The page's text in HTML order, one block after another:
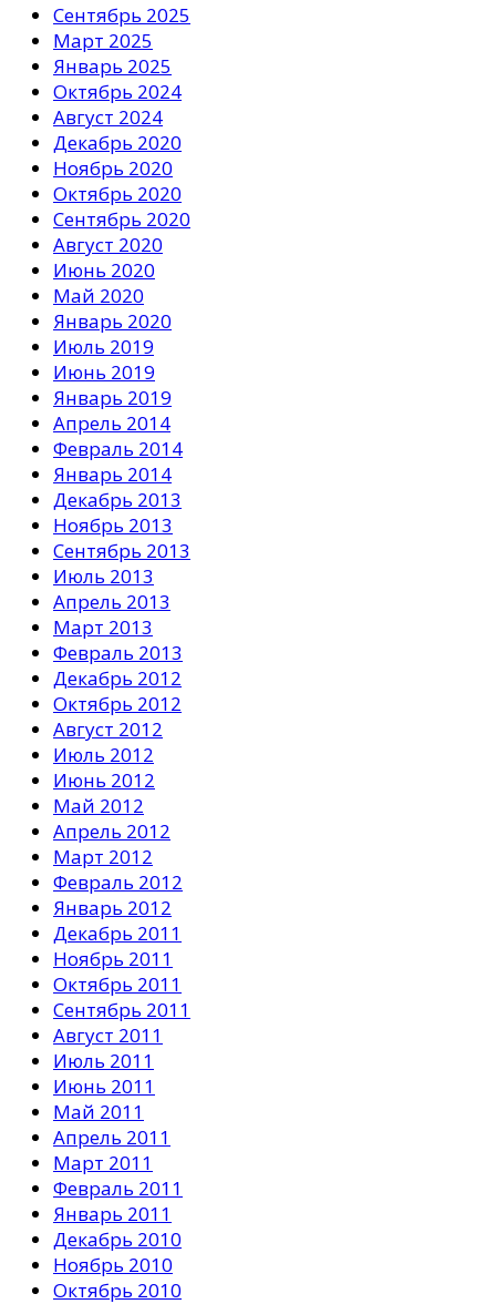
Сентябрь 2025
Март 2025
Январь 2025
Октябрь 2024
Август 2024
Декабрь 2020
Ноябрь 2020
Октябрь 2020
Сентябрь 2020
Август 2020
Июнь 2020
Май 2020
Январь 2020
Июль 2019
Июнь 2019
Январь 2019
Апрель 2014
Февраль 2014
Январь 2014
Декабрь 2013
Ноябрь 2013
Сентябрь 2013
Июль 2013
Апрель 2013
Март 2013
Февраль 2013
Декабрь 2012
Октябрь 2012
Август 2012
Июль 2012
Июнь 2012
Май 2012
Апрель 2012
Март 2012
Февраль 2012
Январь 2012
Декабрь 2011
Ноябрь 2011
Октябрь 2011
Сентябрь 2011
Август 2011
Июль 2011
Июнь 2011
Май 2011
Апрель 2011
Март 2011
Февраль 2011
Январь 2011
Декабрь 2010
Ноябрь 2010
Октябрь 2010